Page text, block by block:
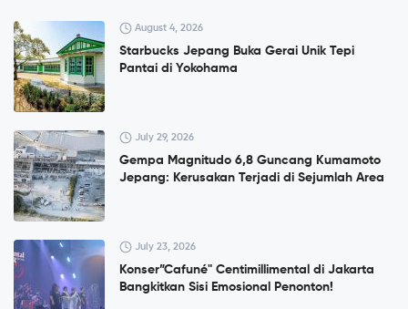
August 4, 2026
Starbucks Jepang Buka Gerai Unik Tepi
Pantai di Yokohama
July 29, 2026
Gempa Magnitudo 6,8 Guncang Kumamoto
Jepang: Kerusakan Terjadi di Sejumlah Area
July 23, 2026
Konser”Cafuné" Centimillimental di Jakarta
Bangkitkan Sisi Emosional Penonton!